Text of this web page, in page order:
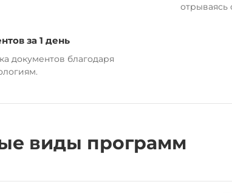
отрываясь
за 1 день
документов благодаря
виды программ